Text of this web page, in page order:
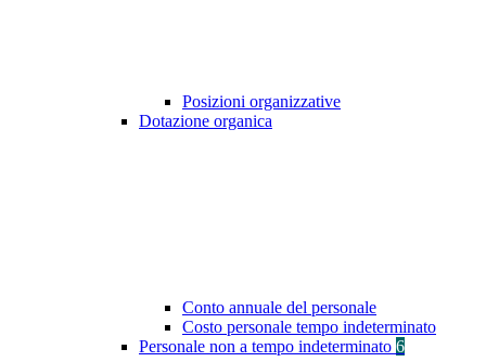
Posizioni organizzative
Dotazione organica
Conto annuale del personale
Costo personale tempo indeterminato
Personale non a tempo indeterminato 6